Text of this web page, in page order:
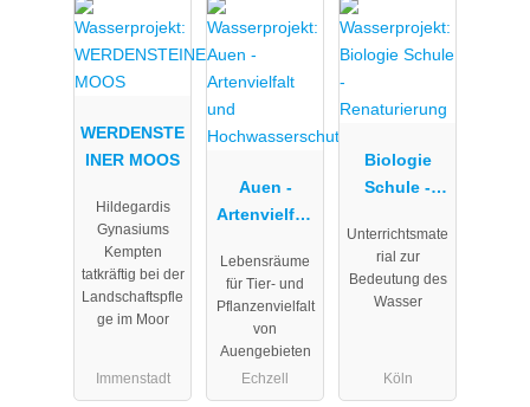
WERDENSTE
INER MOOS
Hildegardis
Gynasiums
Kempten
tatkräftig bei der
Landschaftspfle
ge im Moor
Immenstadt
Auen -
Artenvielfalt
Hochwasser
schutz
Lebensräume
für Tier- und
Pflanzenvielfalt
von
Auengebieten
Echzell
Biologie
Schule -
ng
Unterrichtsmate
rial zur
Bedeutung des
Wasser
Köln